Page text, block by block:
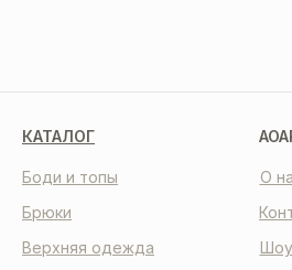
КАТАЛОГ
О
Боди и топы
Брюки
Верхняя одежда